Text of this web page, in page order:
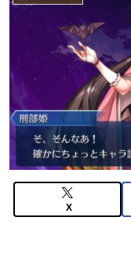
【FGO】まず宇宙
してない
中国製ルーター20
できる機能が仕込
【FGO】まず宇宙
してない
X